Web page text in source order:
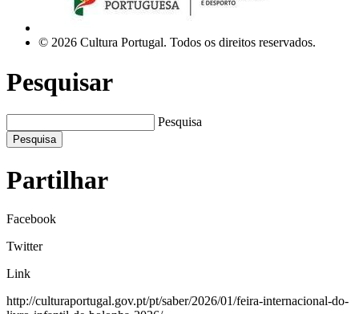
© 2026 Cultura Portugal. Todos os direitos reservados.
Pesquisar
Pesquisa
Pesquisa
Partilhar
Facebook
Twitter
Link
http://culturaportugal.gov.pt/pt/saber/2026/01/feira-internacional-do-